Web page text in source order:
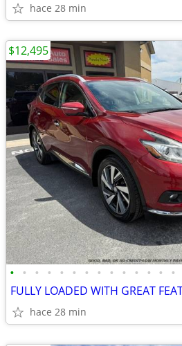
hace 28 min
• • • • • • • • • • • • • •
hace 28 min
$12,495